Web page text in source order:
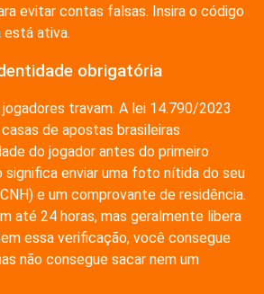
evitar contas falsas. Insira o código
está ativa.
obrigatória
travam. A lei 14.790/2023
de apostas brasileiras
do jogador antes do primeiro
significa enviar uma foto nítida do seu
e um comprovante de residência.
até 24 horas, mas geralmente libera
essa verificação, você consegue
não consegue sacar nem um